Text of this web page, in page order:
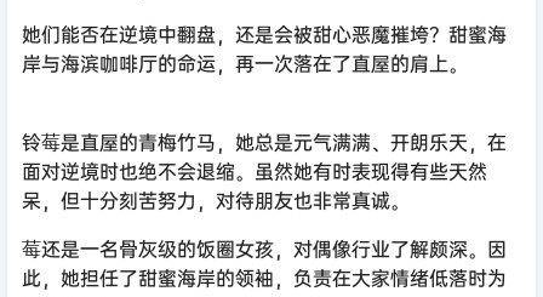
她们能否在逆境中翻盘，还是会被甜心恶魔摧垮？甜蜜海
岸与海滨咖啡厅的命运，再一次落在了直屋的肩上。
铃莓是直屋的青梅竹马，她总是元气满满、开朗乐天，在
面对逆境时也绝不会退缩。虽然她有时表现得有些天然
呆，但十分刻苦努力，对待朋友也非常真诚。
莓还是一名骨灰级的饭圈女孩，对偶像行业了解颇深。因
此，她担任了甜蜜海岸的领袖，负责在大家情绪低落时为